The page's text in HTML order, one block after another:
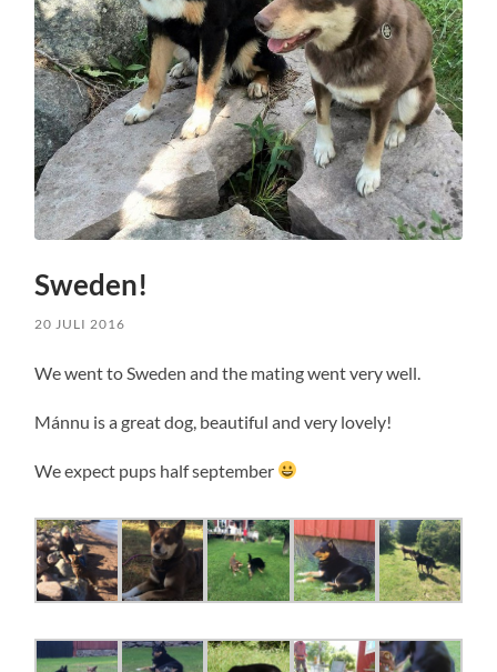
Sweden!
20 JULI 2016
We went to Sweden and the mating went very well.
Mánnu is a great dog, beautiful and very lovely!
We expect pups half september